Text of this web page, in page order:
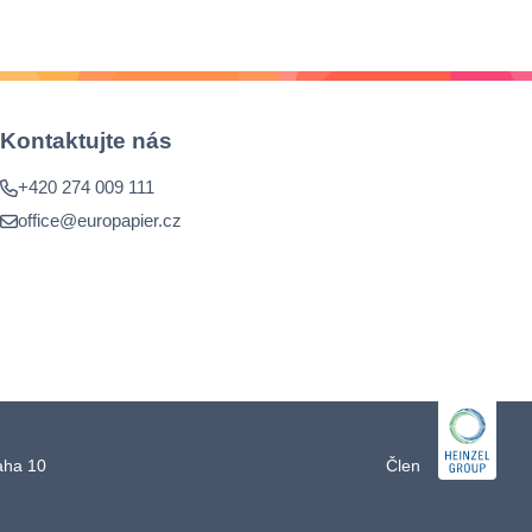
Kontaktujte nás
+420 274 009 111
office@europapier.cz
10 Člen